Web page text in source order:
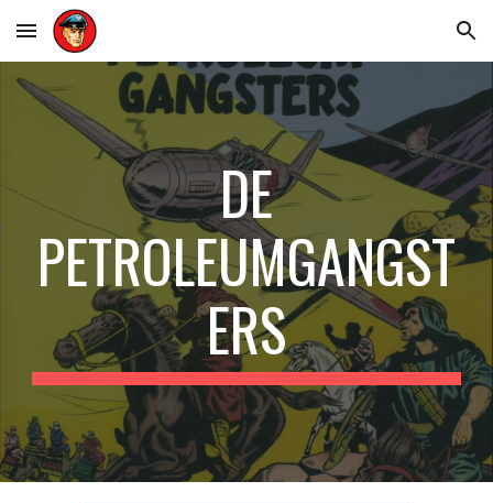
Skip to main content Skip to navigation
DE
PETROLEUMGANGST
ERS